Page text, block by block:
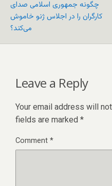
چگونه جمهوری اسلامی صدای
کارگران را در اجلاس ژنو خاموش
می‌کند؟
Leave a Reply
Your email address will
fields are marked *
Comment*